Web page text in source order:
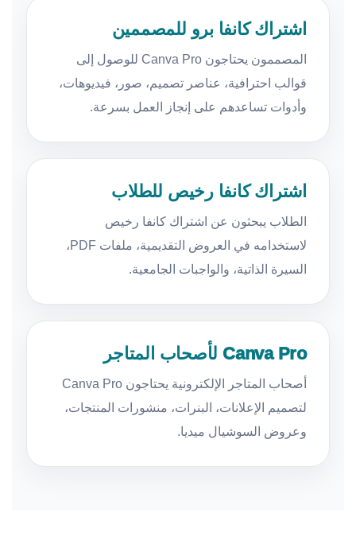
اشتراك كانفا برو للمصممين
المصممون يحتاجون Canva Pro للوصول إلى
قوالب احترافية، عناصر تصميم، صور، فيديوهات،
وأدوات تساعدهم على إنجاز العمل بسرعة.
اشتراك كانفا رخيص للطلاب
الطلاب يبحثون عن اشتراك كانفا رخيص
لاستخدامه في العروض التقديمية، ملفات PDF،
السيرة الذاتية، والواجبات الجامعية.
Canva Pro لأصحاب المتاجر
أصحاب المتاجر الإلكترونية يحتاجون Canva Pro
لتصميم الإعلانات، البنرات، منشورات المنتجات،
وعروض السوشيال ميديا.